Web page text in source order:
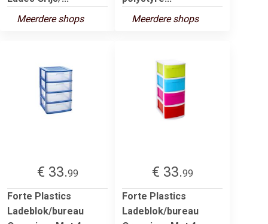
Meerdere shops
Meerdere shops
€ 33.99
Forte Plastics
Ladeblok/bureau
€ 33.99
Forte Plastics
Ladeblok/bureau